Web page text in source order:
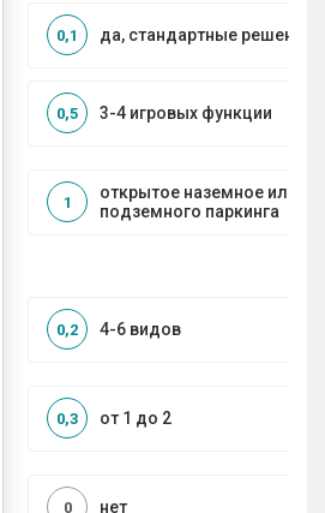
да, стандартные решения
0,1
3-4 игровых функции
0,5
открытое наземное или на
подземного паркинга
1
4-6 видов
0,2
от 1 до 2
0,3
нет
0